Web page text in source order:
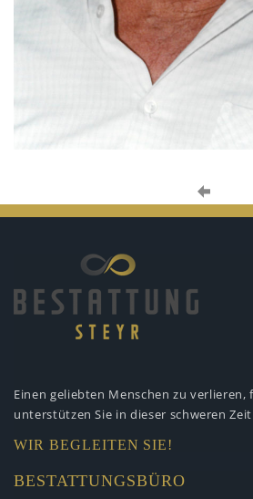
Einen geliebten Menschen zu verlieren,
unterstützen Sie in dieser schweren
WIR BEGLEITEN SIE!
BESTATTUNGSBÜRO